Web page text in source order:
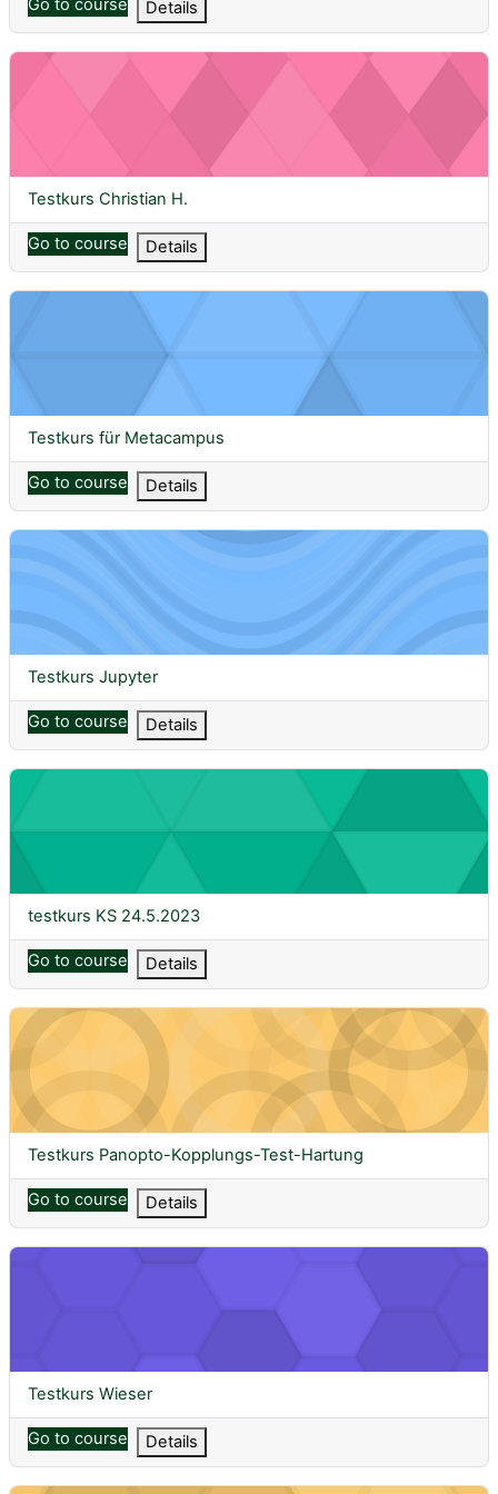
Go to course Details
Testkurs Christian H.
Course name
Testkurs Christian H.
Go to course Details
Testkurs für Metacampus
Course name
Testkurs für Metacampus
Go to course Details
Testkurs Jupyter
Course name
Testkurs Jupyter
Go to course Details
testkurs KS 24.5.2023
Course name
testkurs KS 24.5.2023
Go to course Details
Testkurs Panopto-Kopplungs-Test-Hartung
Course name
Testkurs Panopto-Kopplungs-Test-Hartung
Go to course Details
Testkurs Wieser
Course name
Testkurs Wieser
Go to course Details